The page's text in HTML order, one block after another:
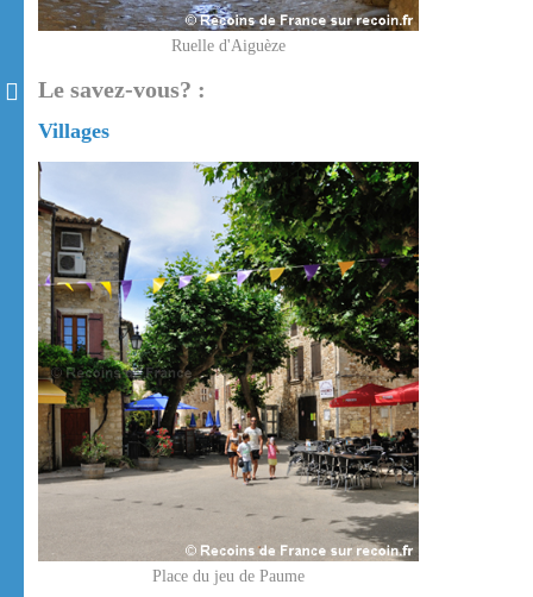
Ruelle d'Aiguèze
Le savez-vous? :
Villages
Place du jeu de Paume